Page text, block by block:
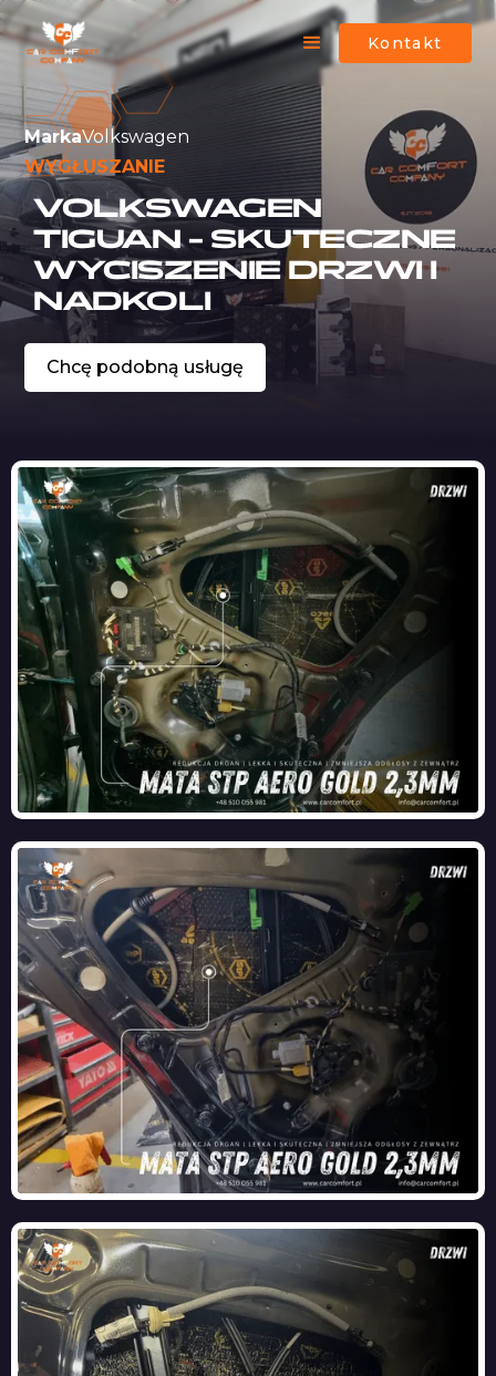
Kontakt
MarkaVolkswagen
WYGŁUSZANIE
VOLKSWAGEN
TIGUAN – SKUTECZNE
WYCISZENIE DRZWI I
NADKOLI
Chcę podobną usługę